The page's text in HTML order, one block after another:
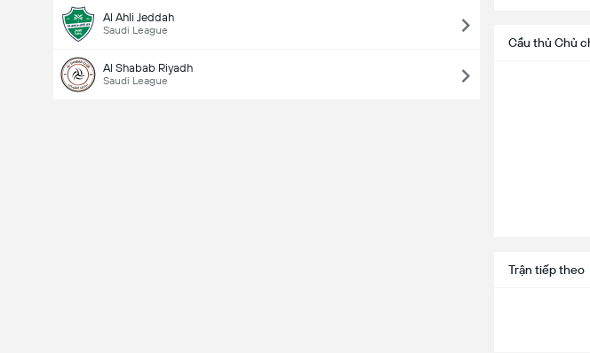
Al Ahli Jeddah
Saudi League
Al Shabab Riyadh
Saudi League
Trận tiếp theo
Cầu thủ Chủ